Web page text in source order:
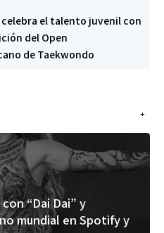
el talento juvenil con
del Open
de Taekwondo
+
“Dai Dai” y
mundial en Spotify y